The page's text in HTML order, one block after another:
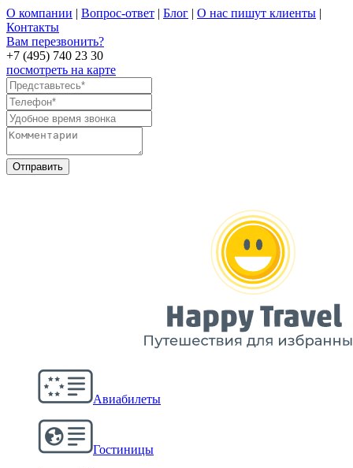
О компании | Вопрос-ответ | Блог | О нас пишут клиенты |
Контакты
Вам перезвонить?
+7 (495) 740 23 30
посмотреть на карте
Авиабилеты
Гостиницы